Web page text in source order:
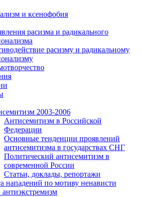
и ксенофобия
расизма и радикального
расизму и радикальному
2003-2006
Антисемитизм в Российской
Федерации
Основные тенденции проявлений
антисемитизма в государствах СНГ
Политический антисемитизм в
современной России
Статьи, доклады, репортажи
нападений по мотиву ненависти